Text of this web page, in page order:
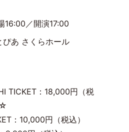
／開演17:00
あ さくらホール
TICKET：18,000円（税
：10,000円（税込）